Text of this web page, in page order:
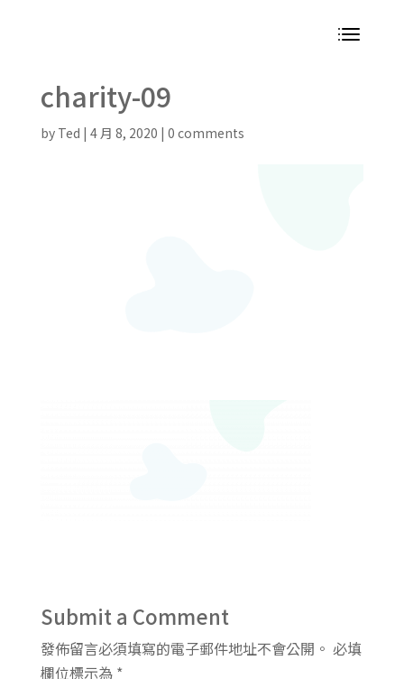
charity-09
by Ted | 4 月 8, 2020 | 0 comments
Submit a Comment
發佈留言必須填寫的電子郵件地址不會公開。 必填
欄位標示為 *